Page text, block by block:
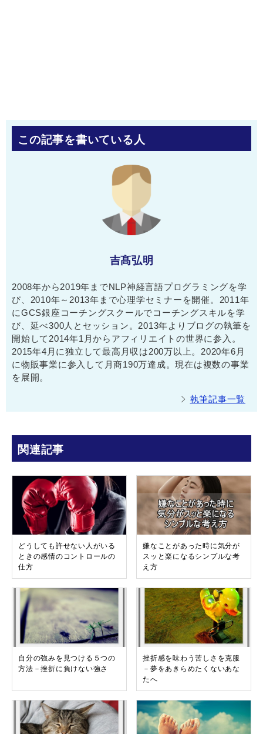
この記事を書いている人
吉髙弘明
2008年から2019年までNLP神経言語プログラミングを学
び、2010年～2013年まで心理学セミナーを開催。2011年
にGCS銀座コーチングスクールでコーチングスキルを学
び、延べ300人とセッション。2013年よりブログの執筆を
開始して2014年1月からアフィリエイトの世界に参入。
2015年4月に独立して最高月収は200万以上。2020年6月
に物販事業に参入して月商190万達成。現在は複数の事業
を展開。
執筆記事一覧
関連記事
どうしても許せない人がいる
ときの感情のコントロールの
仕方
嫌なことがあった時に気分が
スッと楽になるシンプルな考
え方
自分の強みを見つける５つの
方法－挫折に負けない強さ
挫折感を味わう苦しさを克服
－夢をあきらめたくないあな
たへ